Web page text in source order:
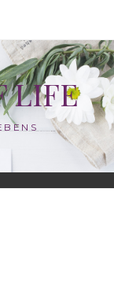
LIFE